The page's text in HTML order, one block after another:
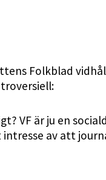
Folkblad
VF är ju en
av att